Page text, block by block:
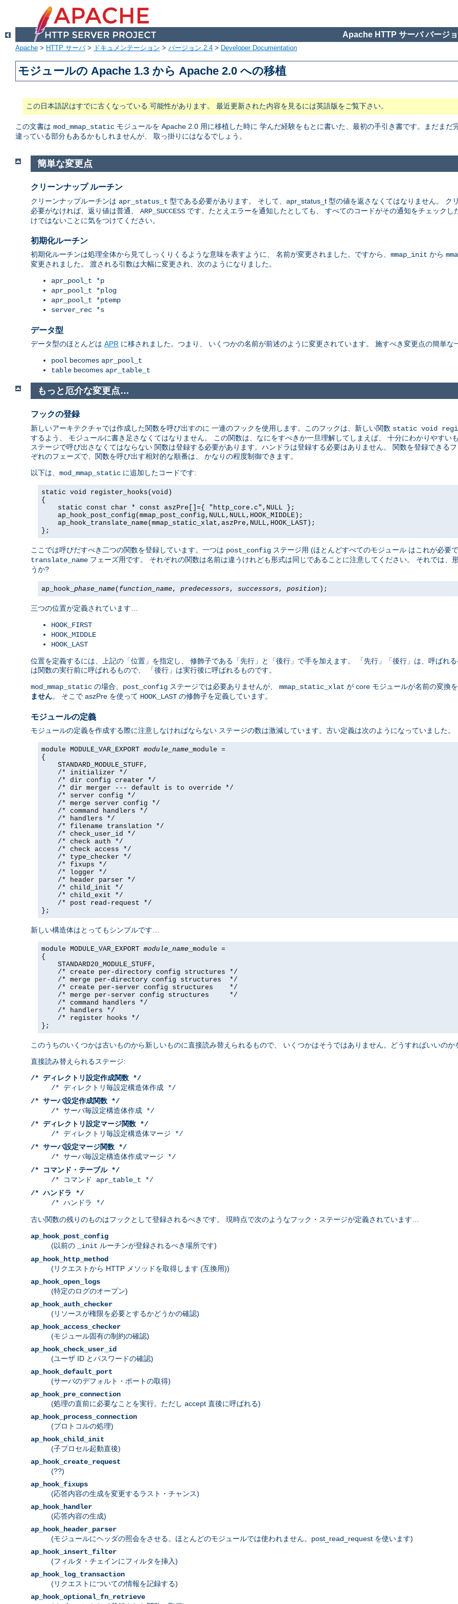
Apache HTTP サーバ バージ
Apache > HTTP サーバ> ドキュメンテーション > バージョン 2.4 > Developer Documentation
モジュールの Apache 1.3 から Apache 2.0 への移植
この日本語訳はすでに古くなっている 可能性があります。 最近更新された内容を見るには英語版をご覧下さい。
この文書は mod_mmap_static モジュールを Apache 2.0 用に移植した時に 学んだ経験をもとに書いた、最初の手引き書です。まだまだ
違っている部分もあるかもしれませんが、 取っ掛りにはなるでしょう。
簡単な変更点
クリーンナップ ルーチン
クリーンナップルーチンは apr_status_t 型である必要があります。 そして、apr_status_t 型の値を返さなくてはなりません。 ク
必要がなければ、返り値は普通、 ARP_SUCCESS です。たとえエラーを通知したとしても、 すべてのコードがその通知をチェックし
けではないことに気をつけてください。
初期化ルーチン
初期化ルーチンは処理全体から見てしっくりくるような意味を表すように、 名前が変更されました。ですから、 mmap_init から
変更されました。 渡される引数は大幅に変更され、次のようになりました。
apr_pool_t *p
apr_pool_t *plog
apr_pool_t *ptemp
server_rec *s
データ型
データ型のほとんどは APR に移されました。つまり、 いくつかの名前が前述のように変更されています。 施すべき変更点の簡単な
pool becomes apr_pool_t
table becomes apr_table_t
もっと厄介な変更点…
フックの登録
新しいアーキテクチャでは作成した関数を呼び出すのに 一連のフックを使用します。このフックは、新しい関数 static void
するよう、 モジュールに書き足さなくてはなりません。 この関数は、なにをすべきか一旦理解してしまえば、 十分にわかりやすい
ステージで呼び出さなくてはならない 関数は登録する必要があります。ハンドラは登録する必要はありません。 関数を登録できる
ぞれのフェーズで、関数を呼び出す相対的な順番は、 かなりの程度制御できます。
以下は、 mod_mmap_static に追加したコードです:
static void register_hooks(void)
{
    static const char * const aszPre[]={ "http_core.c",NULL };
    ap_hook_post_config(mmap_post_config,NULL,NULL,HOOK_MIDDLE);
    ap_hook_translate_name(mmap_static_xlat,aszPre,NULL,HOOK_LAST);
};
ここでは呼びだすべき二つの関数を登録しています。一つは post_config ステージ用 (ほとんどすべてのモジュール はこれが必要
translate_name フェーズ用です。 それぞれの関数は名前は違うけれども形式は同じであることに注意してください。 それでは、
うか?
ap_hook_ phase_name ( function_name , predecessors , successors , position );
三つの位置が定義されています…
HOOK_FIRST
HOOK_MIDDLE
HOOK_LAST
位置を定義するには、上記の「位置」を指定し、 修飾子である「先行」と「後行」で手を加えます。 「先行」「後行」は、呼ばれる
は関数の実行前に呼ばれるもので、 「後行」は実行後に呼ばれるものです。
mod_mmap_static の場合、 post_config ステージでは必要ありませんが、 mmap_static_xlat が core モジュールが名前の変換
ません。 そこで aszPre を使って HOOK_LAST の修飾子を定義しています。
モジュールの定義
モジュールの定義を作成する際に注意しなければならない ステージの数は激減しています。古い定義は次のようになっていました。
module MODULE_VAR_EXPORT module_name _module =
{
    STANDARD_MODULE_STUFF,
    /* initializer */
    /* dir config creater */
    /* dir merger --- default is to override */
    /* server config */
    /* merge server config */
    /* command handlers */
    /* handlers */
    /* filename translation */
    /* check_user_id */
    /* check auth */
    /* check access */
    /* type_checker */
    /* fixups */
    /* logger */
    /* header parser */
    /* child_init */
    /* child_exit */
    /* post read-request */
};
新しい構造体はとってもシンプルです…
module MODULE_VAR_EXPORT module_name _module =
{
    STANDARD20_MODULE_STUFF,
    /* create per-directory config structures */
    /* merge per-directory config structures  */
    /* create per-server config structures    */
    /* merge per-server config structures     */
    /* command handlers */
    /* handlers */
    /* register hooks */
};
このうちのいくつかは古いものから新しいものに直接読み替えられるもので、 いくつかはそうではありません。どうすればいいのか
直接読み替えられるステージ:
/* ディレクトリ設定作成関数 */
/* ディレクトリ毎設定構造体作成 */
/* サーバ設定作成関数 */
/* サーバ毎設定構造体作成 */
/* ディレクトリ設定マージ関数 */
/* ディレクトリ毎設定構造体マージ */
/* サーバ設定マージ関数 */
/* サーバ毎設定構造体作成マージ */
/* コマンド・テーブル */
/* コマンド apr_table_t */
/* ハンドラ */
/* ハンドラ */
古い関数の残りのものはフックとして登録されるべきです。 現時点で次のようなフック・ステージが定義されています…
ap_hook_post_config
(以前の
_init ルーチンが登録されるべき場所です)
ap_hook_http_method
(リクエストから HTTP メソッドを取得します (互換用))
ap_hook_open_logs
(特定のログのオープン)
ap_hook_auth_checker
(リソースが権限を必要とするかどうかの確認)
ap_hook_access_checker
(モジュール固有の制約の確認)
ap_hook_check_user_id
(ユーザ ID とパスワードの確認)
ap_hook_default_port
(サーバのデフォルト・ポートの取得)
ap_hook_pre_connection
(処理の直前に必要なことを実行。ただし accept 直後に呼ばれる)
ap_hook_process_connection
(プロトコルの処理)
ap_hook_child_init
(子プロセル起動直後)
ap_hook_create_request
(??)
ap_hook_fixups
(応答内容の生成を変更するラスト・チャンス)
ap_hook_handler
(応答内容の生成)
ap_hook_header_parser
(モジュールにヘッダの照会をさせる。ほとんどのモジュールでは使われません。post_read_request を使います)
ap_hook_insert_filter
(フィルタ・チェインにフィルタを挿入)
ap_hook_log_transaction
(リクエストについての情報を記録する)
ap_hook_optional_fn_retrieve